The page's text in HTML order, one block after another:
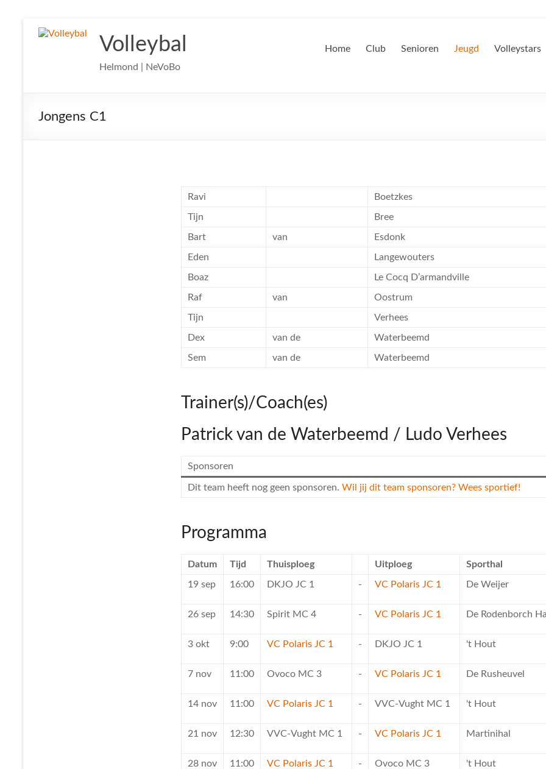
naar
Volleybal
Helmond | NeVoBo
Home Club Senioren Jeugd Volleystars
Jongens C1
Ravi Boetzkes
Tijn Bree
Bart van Esdonk
Eden Langewouters
Boaz Le Cocq D’armandville
Raf van Oostrum
Tijn Verhees
Dex van de Waterbeemd
Sem van de Waterbeemd
Trainer(s)/Coach(es)
Patrick van de Waterbeemd / Ludo Verhees
Sponsoren
Dit team heeft nog geen sponsoren. Wil jij dit team sponsoren? Wees sportief!
Programma
Datum Tijd Thuisploeg Uitploeg Sporthal
19 sep 16:00 DKJO JC 1 - VC Polaris JC 1 De Weijer
26 sep 14:30 Spirit MC 4 - VC Polaris JC 1 De Rodenborch Hal
3 okt 9:00 VC Polaris JC 1 - DKJO JC 1 't Hout
7 nov 11:00 Ovoco MC 3 - VC Polaris JC 1 De Rusheuvel
14 nov 11:00 VC Polaris JC 1 - VVC-Vught MC 1 't Hout
21 nov 12:30 VVC-Vught MC 1 - VC Polaris JC 1 Martinihal
28 nov 11:00 VC Polaris JC 1 - Ovoco MC 3 't Hout